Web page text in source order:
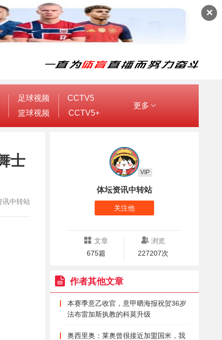
✕
足球视频
篮球视频
CCTV5
CCTV5+
更多
士
中转站
体坛资讯中转站
VIP
关注他
文章
675篇
浏览
227207次
作者其他文章
本赛季意乙收官，意甲晒海报祝贺36岁
法布雷加斯执教的科莫升级
奥西里奥：莱奥曾很接近加盟国米，我